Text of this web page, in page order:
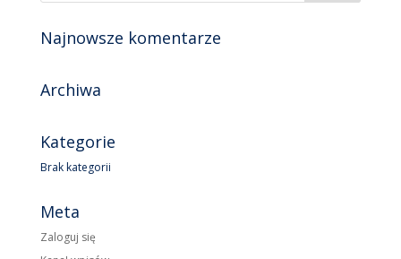
Najnowsze komentarze
Archiwa
Kategorie
Brak kategorii
Meta
Zaloguj się